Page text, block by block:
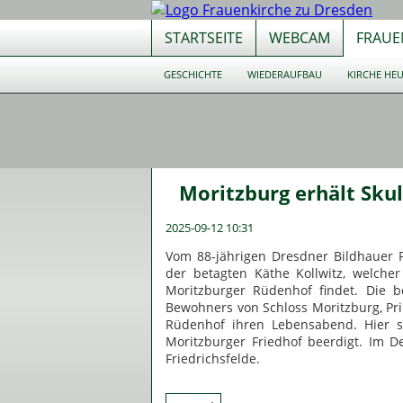
STARTSEITE WEBCAM
GESCHICHTE WIEDERAUFBAU KIRCHE
Moritzburg erhält
2025-09-12 10:31
Vom 88-jährigen Dresdner
der betagten Käthe Kollwitz,
Moritzburger Rüdenhof findet. Die
Bewohners von Schloss Moritzburg,
Rüdenhof ihren Lebensabend.
Moritzburger Friedhof beerdigt. Im
Friedrichsfelde.